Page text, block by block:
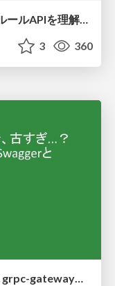
ブラウザの投機的読み込みと投機ルールAPIを理解し、Webサービスのパフォーマンスを最適化する
3 360
うわっ...私のSwagger、古すぎ...？grpc-gateway向けのSwaggerと向き合う